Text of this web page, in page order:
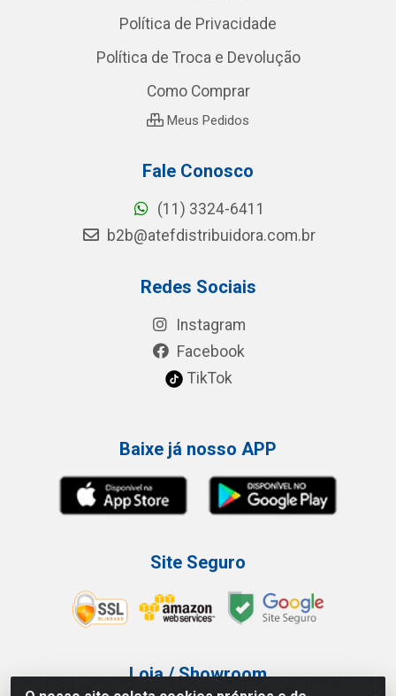
Política de Privacidade
Política de Troca e Devolução
Como Comprar
Meus Pedidos
Fale Conosco
(11) 3324-6411
b2b@atefdistribuidora.com.br
Redes Sociais
Instagram
Facebook
TikTok
Baixe já nosso APP
Site Seguro
Loja / Showroom